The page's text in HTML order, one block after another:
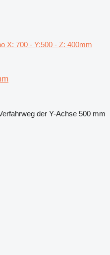
X: 700 - Y:500 - Z: 400mm
der Y-Achse 500 mm